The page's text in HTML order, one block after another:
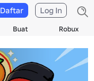
Buat Robux
Daftar Log In